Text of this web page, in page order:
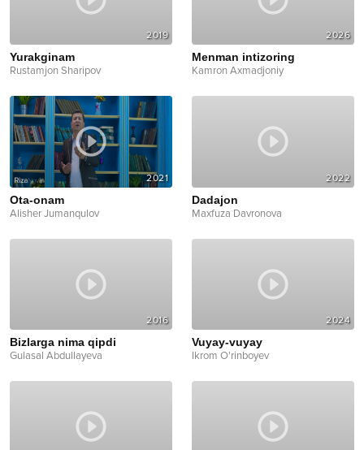
2019
Yurakginam
Rustamjon Sharipov
2026
Menman intizoring
Kamron Axmadjoniy
2021
Ota-onam
Alisher Jumanqulov
2022
Dadajon
Maxfuza Davronova
2016
Bizlarga nima qipdi
Gulasal Abdullayeva
2024
Vuyay-vuyay
Ikrom O'rinboyev